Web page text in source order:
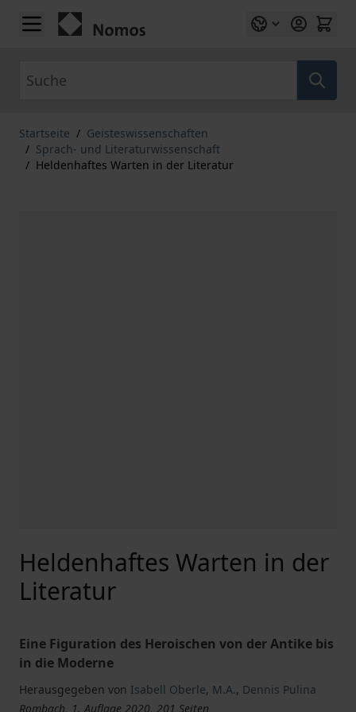
Zum Inhalt springen
Startseite / Geisteswissenschaften
/ Sprach- und Literaturwissenschaft
/ Heldenhaftes Warten in der Literatur
Heldenhaftes Warten in der
Literatur
Eine Figuration des Heroischen von der Antike bis
in die Moderne
Herausgegeben von Isabell Oberle, M.A., Dennis Pulina
Rombach, 1. Auflage 2020, 201 Seiten